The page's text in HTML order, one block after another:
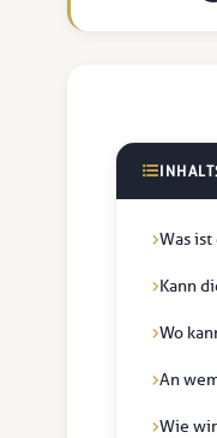
Was
Kann
Wo
An
Wie